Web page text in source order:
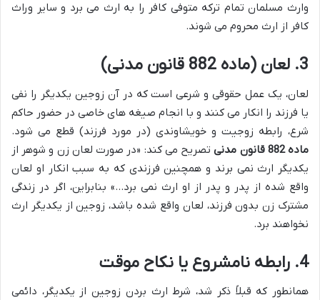
وارث مسلمان تمام ترکه متوفی کافر را به ارث می برد و سایر وراث
کافر از ارث محروم می شوند.
3. لعان (ماده 882 قانون مدنی)
لعان، یک عمل حقوقی و شرعی است که در آن زوجین یکدیگر را نفی
یا فرزند را انکار می کنند و با انجام صیغه های خاصی در حضور حاکم
شرع، رابطه زوجیت و خویشاوندی (در مورد فرزند) قطع می شود.
ماده 882 قانون مدنی
تصریح می کند: «در صورت لعان زن و شوهر از
یکدیگر ارث نمی برند و همچنین فرزندی که به سبب انکار او لعان
واقع شده از پدر و پدر از او ارث نمی برد…» بنابراین، اگر در زندگی
مشترک زن بدون فرزند، لعان واقع شده باشد، زوجین از یکدیگر ارث
نخواهند برد.
4. رابطه نامشروع یا نکاح موقت
همانطور که قبلاً ذکر شد، شرط ارث بردن زوجین از یکدیگر، دائمی